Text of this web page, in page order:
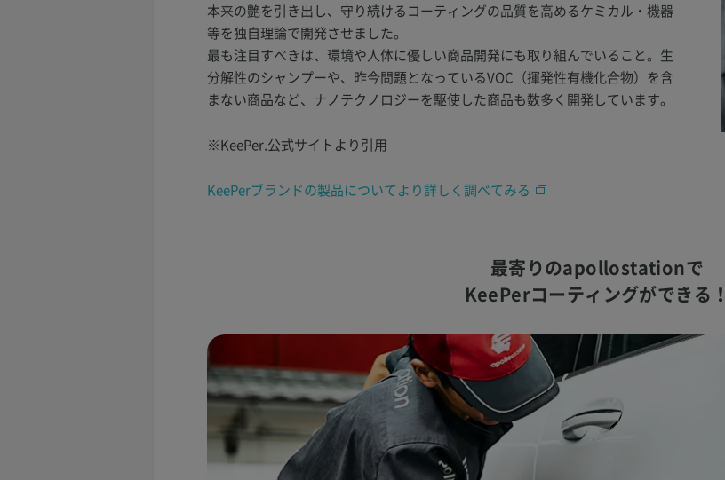
本来の艶を引き出し、守り続けるコーティングの品質を高めるケミカル・機器
等を独自理論で開発させました。
最も注目すべきは、環境や人体に優しい商品開発にも取り組んでいること。生
分解性のシャンプーや、昨今問題となっているVOC（揮発性有機化合物）を含
まない商品など、ナノテクノロジーを駆使した商品も数多く開発しています。
※KeePer.公式サイトより引用
KeePerブランドの製品についてより詳しく調べてみる
最寄りのapollostationで
KeePerコーティングができる！